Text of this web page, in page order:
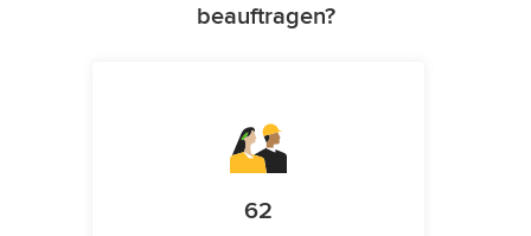
beauftragen?
62